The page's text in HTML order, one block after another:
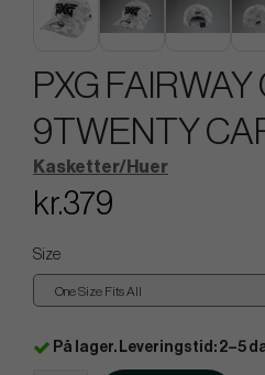
PXG
9TWENTY
Kasketter/Huer
kr.379
Size
På lager. Leveringstid: 2–5